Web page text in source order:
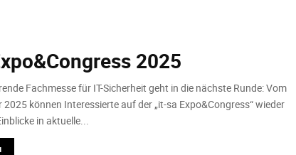
2025
Fachmesse für IT-Sicherheit geht in die nächste Runde: Vom
2025 können Interessierte auf der „it-sa Expo&Congress“ wieder
in aktuelle...